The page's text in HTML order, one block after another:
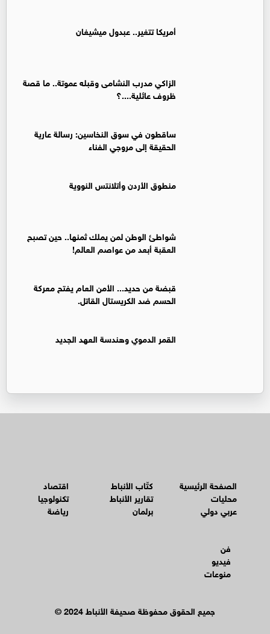
أمريكا تتغير.. عبدول ميشيغان
الزاكي مدرب النشامى وقبله عموتة.. ما قصة
ظروف عائلية....؟
ساقطون في سوق النخاسين: رسالة عارية
الحقيقة إلى مروجي الفناء
منطوق الأردن وأتلانتس النووية
شواطئ الوطن لمن يملك ثمنها.. حين تصبح
العقبة أبعد من عواصم العالم!
قبضة من حديد... الأمن العام يفتح معركة
الحسم ضد الكريستال القاتل.
القمر الدموي وهندسة العهد الجديد
الصفحة الرئيسية
محليات
عربي دولي
كتّاب الأنباط
تقارير الأنباط
برلمان
اقتصاد
تكنولوجيا
رياضة
فن
فيديو
منوعات
© جميع الحقوق محفوظة صحيفة الأنباط 2024